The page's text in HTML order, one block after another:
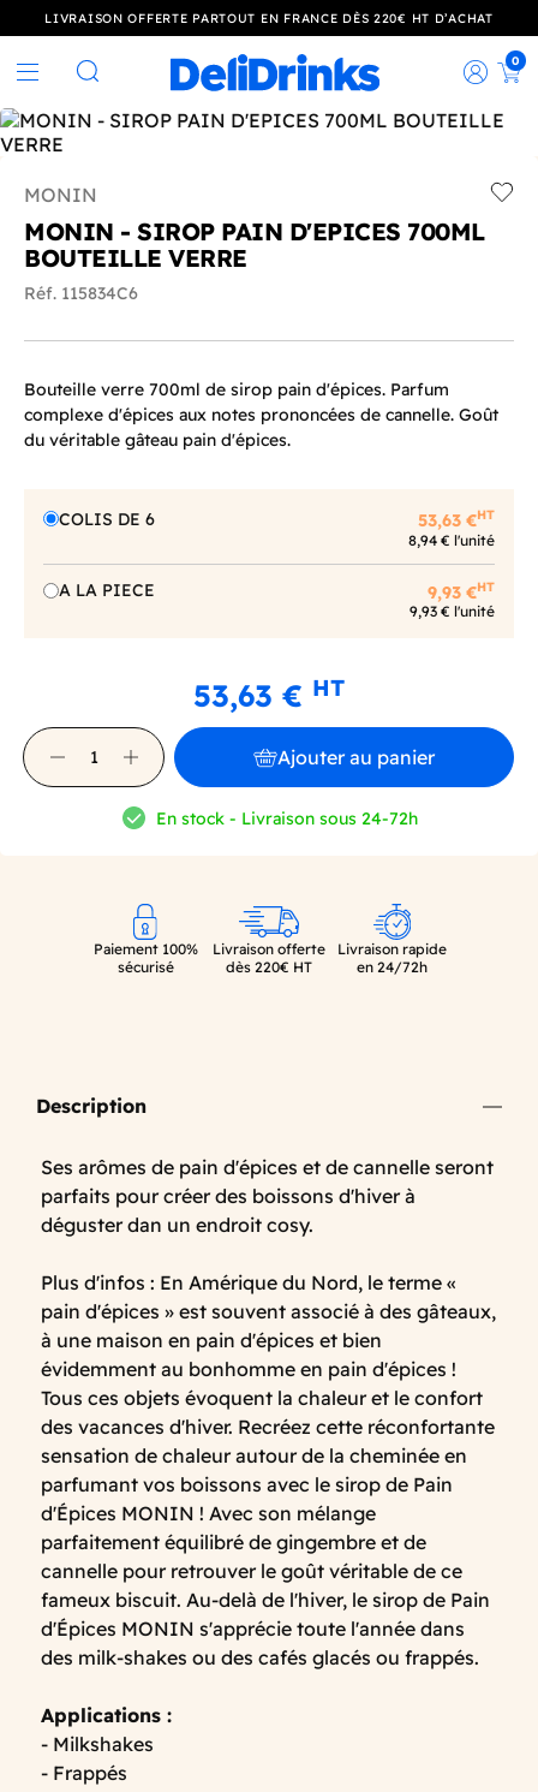
LIVRAISON OFFERTE PARTOUT EN FRANCE DÈS 220€ HT D’ACHAT
Rechercher
0
MONIN
MONIN - SIROP PAIN D'EPICES 700ML
BOUTEILLE VERRE
Réf. 115834C6
Bouteille verre 700ml de sirop pain d'épices. Parfum
complexe d'épices aux notes prononcées de cannelle. Goût
du véritable gâteau pain d'épices.
COLIS DE 6 53,63 €HT
8,94 € l'unité
A LA PIECE 9,93 €HT
9,93 € l'unité
53,63 € HT
Ajouter au panier
En stock - Livraison sous 24-72h
Paiement 100%
sécurisé
Livraison offerte
dès 220€ HT
Livraison rapide
en 24/72h
Description
Ses arômes de pain d'épices et de cannelle seront
parfaits pour créer des boissons d'hiver à
déguster dan un endroit cosy.
Plus d'infos : En Amérique du Nord, le terme «
pain d'épices » est souvent associé à des gâteaux,
à une maison en pain d'épices et bien
évidemment au bonhomme en pain d'épices !
Tous ces objets évoquent la chaleur et le confort
des vacances d'hiver. Recréez cette réconfortante
sensation de chaleur autour de la cheminée en
parfumant vos boissons avec le sirop de Pain
d'Épices MONIN ! Avec son mélange
parfaitement équilibré de gingembre et de
cannelle pour retrouver le goût véritable de ce
fameux biscuit. Au-delà de l'hiver, le sirop de Pain
d'Épices MONIN s'apprécie toute l'année dans
des milk-shakes ou des cafés glacés ou frappés.
Applications :
- Milkshakes
- Frappés